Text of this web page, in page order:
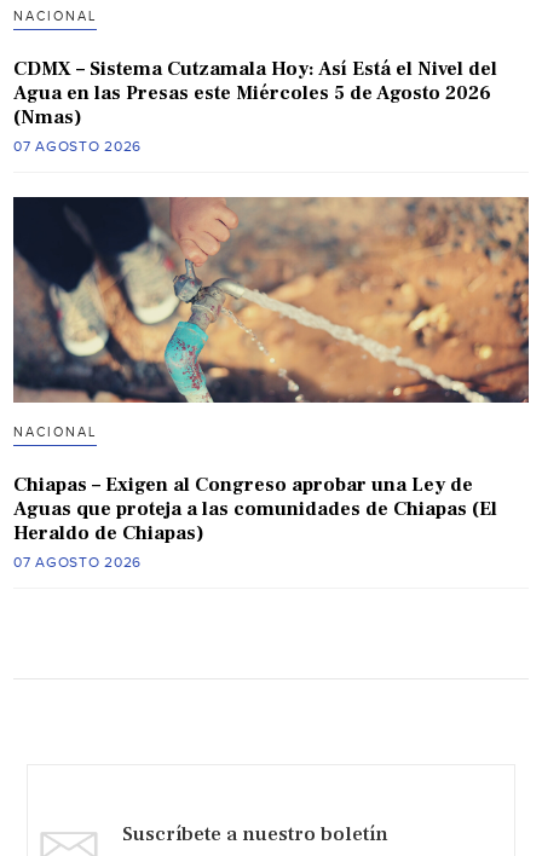
NACIONAL
CDMX – Sistema Cutzamala Hoy: Así Está el Nivel del
Agua en las Presas este Miércoles 5 de Agosto 2026
(Nmas)
07 AGOSTO 2026
NACIONAL
Chiapas – Exigen al Congreso aprobar una Ley de
Aguas que proteja a las comunidades de Chiapas (El
Heraldo de Chiapas)
07 AGOSTO 2026
Suscríbete a nuestro boletín